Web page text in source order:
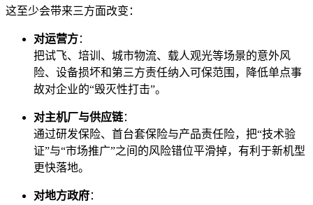
这至少会带来三方面改变：
对运营方：
把试飞、培训、城市物流、载人观光等场景的意外风
险、设备损坏和第三方责任纳入可保范围，降低单点事
故对企业的“毁灭性打击”。
对主机厂与供应链：
通过研发保险、首台套保险与产品责任险，把“技术验
证”与“市场推广”之间的风险错位平滑掉，有利于新机型
更快落地。
对地方政府：